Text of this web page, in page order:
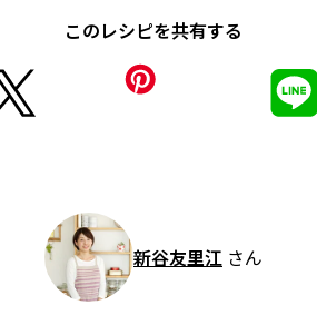
このレシピを共有する
新谷友里江 さん